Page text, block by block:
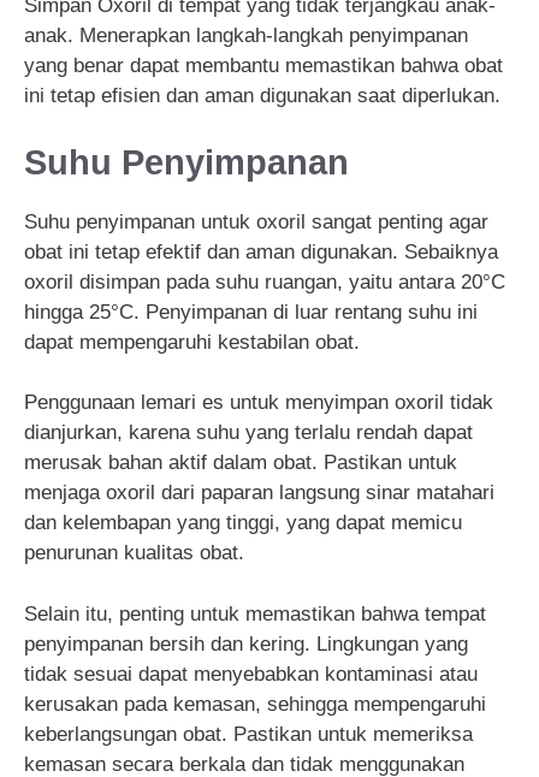
Simpan Oxoril di tempat yang tidak terjangkau anak-
anak. Menerapkan langkah-langkah penyimpanan
yang benar dapat membantu memastikan bahwa obat
ini tetap efisien dan aman digunakan saat diperlukan.
Suhu Penyimpanan
Suhu penyimpanan untuk oxoril sangat penting agar
obat ini tetap efektif dan aman digunakan. Sebaiknya
oxoril disimpan pada suhu ruangan, yaitu antara 20°C
hingga 25°C. Penyimpanan di luar rentang suhu ini
dapat mempengaruhi kestabilan obat.
Penggunaan lemari es untuk menyimpan oxoril tidak
dianjurkan, karena suhu yang terlalu rendah dapat
merusak bahan aktif dalam obat. Pastikan untuk
menjaga oxoril dari paparan langsung sinar matahari
dan kelembapan yang tinggi, yang dapat memicu
penurunan kualitas obat.
Selain itu, penting untuk memastikan bahwa tempat
penyimpanan bersih dan kering. Lingkungan yang
tidak sesuai dapat menyebabkan kontaminasi atau
kerusakan pada kemasan, sehingga mempengaruhi
keberlangsungan obat. Pastikan untuk memeriksa
kemasan secara berkala dan tidak menggunakan